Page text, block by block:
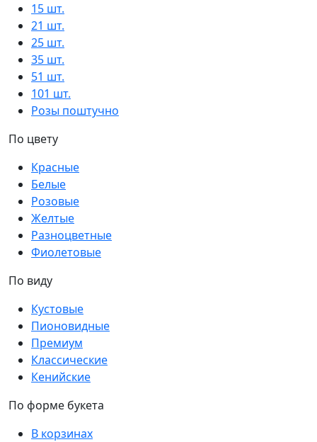
15 шт.
21 шт.
25 шт.
35 шт.
51 шт.
101 шт.
Розы поштучно
По цвету
Красные
Белые
Розовые
Желтые
Разноцветные
Фиолетовые
По виду
Кустовые
Пионовидные
Премиум
Классические
Кенийские
По форме букета
В корзинах